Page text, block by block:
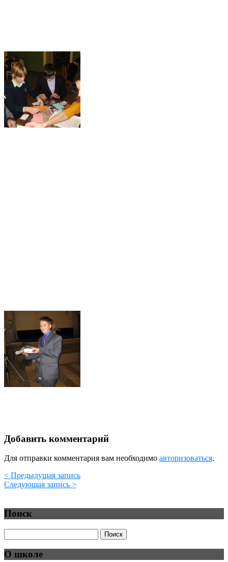
Добавить комментарий
Для отправки комментария вам необходимо авторизоваться.
< Предыдущая запись
Следующая запись >
Поиск
О школе